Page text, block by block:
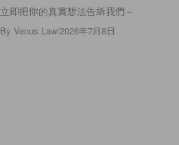
立即把你的真實想法告訴我們～
By Venus Law/2026年7月8日